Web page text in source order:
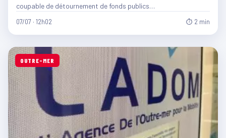
coupable de détournement de fonds publics…
07/07 · 12h02 ⏱ 2 min
OUTRE-MER